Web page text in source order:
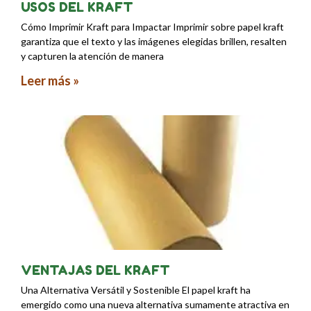
USOS DEL KRAFT
Cómo Imprimir Kraft para Impactar Imprimir sobre papel kraft
garantiza que el texto y las imágenes elegidas brillen, resalten
y capturen la atención de manera
Leer más »
VENTAJAS DEL KRAFT
Una Alternativa Versátil y Sostenible El papel kraft ha
emergido como una nueva alternativa sumamente atractiva en